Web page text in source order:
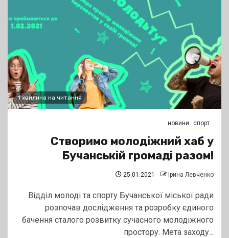
1 хвилина на читання
новини спорт
Створимо молодіжний хаб у
Бучанській громаді разом!
25.01.2021 Ірина Левченко
Відділ молоді та спорту Бучанської міської ради
розпочав дослідження та розробку єдиного
бачення сталого розвитку сучасного молодіжного
простору. Мета заходу...